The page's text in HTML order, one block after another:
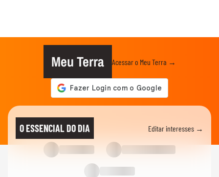
Meu Terra Acessar o Meu Terra →
O ESSENCIAL DO DIA Editar interesses →